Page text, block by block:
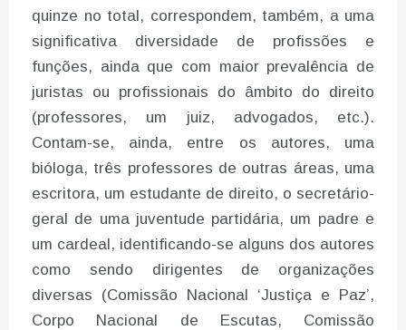
quinze no total, correspondem, também, a uma
significativa diversidade de profissões e
funções, ainda que com maior prevalência de
juristas ou profissionais do âmbito do direito
(professores, um juiz, advogados, etc.).
Contam-se, ainda, entre os autores, uma
bióloga, três professores de outras áreas, uma
escritora, um estudante de direito, o secretário-
geral de uma juventude partidária, um padre e
um cardeal, identificando-se alguns dos autores
como sendo dirigentes de organizações
diversas (Comissão Nacional ‘Justiça e Paz’,
Corpo Nacional de Escutas, Comissão